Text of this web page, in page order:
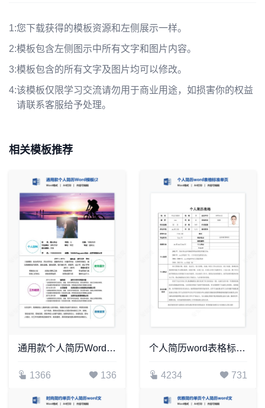
1:您下载获得的模板资源和左侧展示一样。
2:模板包含左侧图示中所有文字和图片内容。
3:模板包含的所有文字及图片均可以修改。
4:该模板仅限学习交流请勿用于商业用途，如损害你的权益
请联系客服给予处理。
相关模板推荐
通用款个人简历Word模板(2)
1366 136
个人简历word表格标准单页(12)
4234 731